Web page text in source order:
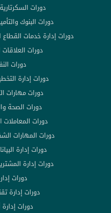
دورات
دورات البنوك
دورات إدارة خدمات
دورات العلاقات
دورات
دورات إدارة
دورات مهارات
دورات الصحة
دورات المعاملات
دورات المهارات
دورات إدارة
دورات إدارة
دورات
دورات إدارة
دورات إدارة